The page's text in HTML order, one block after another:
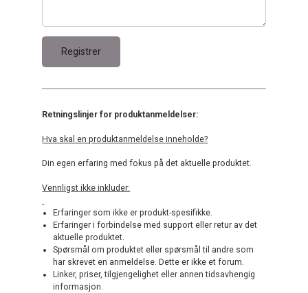
Retningslinjer for produktanmeldelser:
Hva skal en produktanmeldelse inneholde?
Din egen erfaring med fokus på det aktuelle produktet.
Vennligst ikke inkluder:
Erfaringer som ikke er produkt-spesifikke.
Erfaringer i forbindelse med support eller retur av det
aktuelle produktet.
Spørsmål om produktet eller spørsmål til andre som
har skrevet en anmeldelse. Dette er ikke et forum.
Linker, priser, tilgjengelighet eller annen tidsavhengig
informasjon.